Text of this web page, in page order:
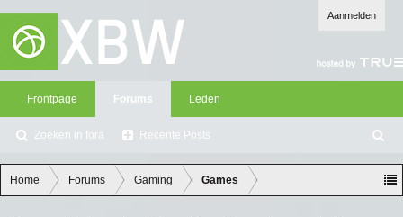
Aanmelden
Frontpage Forums
Zoeken in fora Recente Posts
Leden
oe
ke
n
Home Forums Gaming Games